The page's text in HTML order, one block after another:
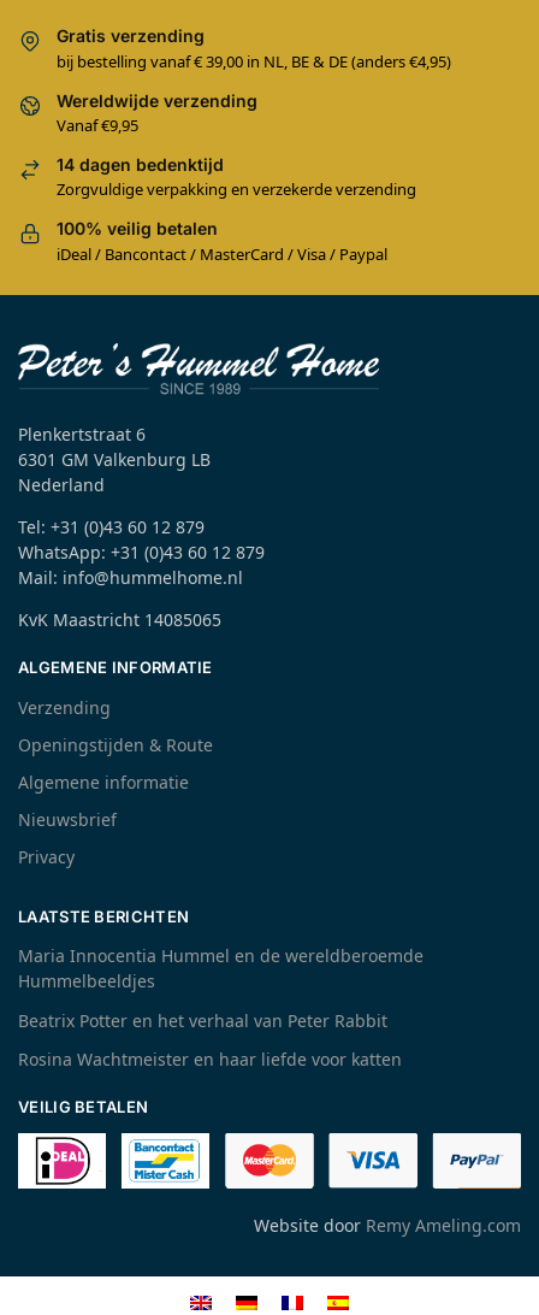
Gratis verzending
bij bestelling vanaf € 39,00 in NL, BE & DE (anders €4,95)
Wereldwijde verzending
Vanaf €9,95
14 dagen bedenktijd
Zorgvuldige verpakking en verzekerde verzending
100% veilig betalen
iDeal / Bancontact / MasterCard / Visa / Paypal
Plenkertstraat 6
6301 GM Valkenburg LB
Nederland
Tel: +31 (0)43 60 12 879
WhatsApp: +31 (0)43 60 12 879
Mail: info@hummelhome.nl
KvK Maastricht 14085065
ALGEMENE INFORMATIE
Verzending
Openingstijden & Route
Algemene informatie
Nieuwsbrief
Privacy
LAATSTE BERICHTEN
Maria Innocentia Hummel en de wereldberoemde
Hummelbeeldjes
Beatrix Potter en het verhaal van Peter Rabbit
Rosina Wachtmeister en haar liefde voor katten
VEILIG BETALEN
Website door Remy Ameling.com